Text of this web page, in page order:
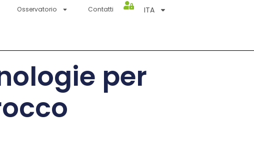
Osservatorio Contatti ITA
per